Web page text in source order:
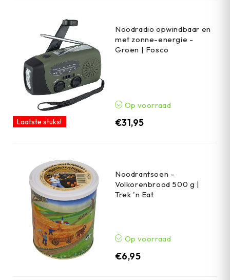
Laatste stuks!
Noodradio opwindbaar en
met zonne-energie -
Groen | Fosco
Op voorraad
€31,95
Noodrantsoen -
Volkorenbrood 500 g |
Trek 'n Eat
Op voorraad
€6,95